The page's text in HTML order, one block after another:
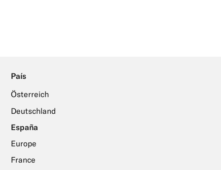
País
Österreich
Deutschland
España
Europe
France